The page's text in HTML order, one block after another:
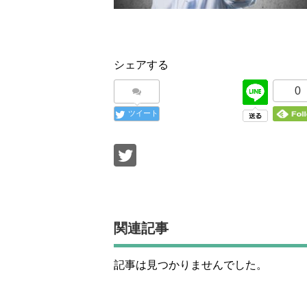
シェアする
ツイート
0
関連記事
記事は見つかりませんでした。